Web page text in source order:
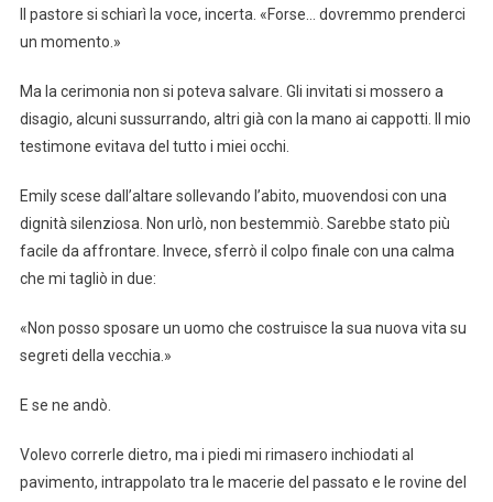
Il pastore si schiarì la voce, incerta. «Forse… dovremmo prenderci
un momento.»
Ma la cerimonia non si poteva salvare. Gli invitati si mossero a
disagio, alcuni sussurrando, altri già con la mano ai cappotti. Il mio
testimone evitava del tutto i miei occhi.
Emily scese dall’altare sollevando l’abito, muovendosi con una
dignità silenziosa. Non urlò, non bestemmiò. Sarebbe stato più
facile da affrontare. Invece, sferrò il colpo finale con una calma
che mi tagliò in due:
«Non posso sposare un uomo che costruisce la sua nuova vita su
segreti della vecchia.»
E se ne andò.
Volevo correrle dietro, ma i piedi mi rimasero inchiodati al
pavimento, intrappolato tra le macerie del passato e le rovine del